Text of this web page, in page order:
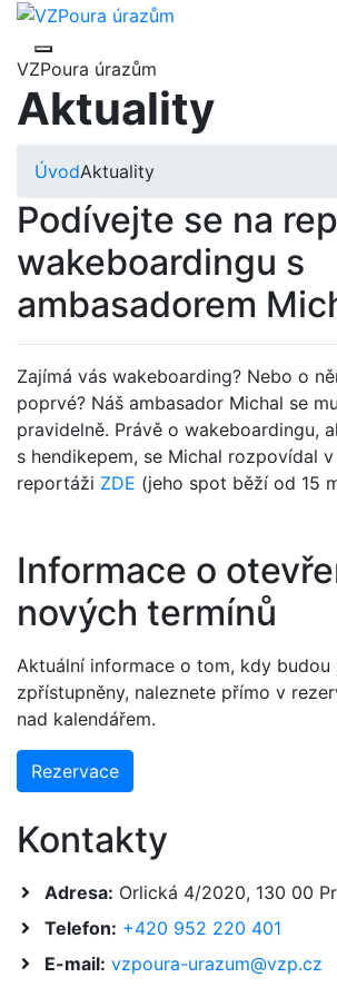
VZPoura úrazům
Aktuality
ÚvodAktuality
Podívejte se na
wakeboardingu s
ambasadorem
Zajímá vás wakeboarding? Nebo o
poprvé? Náš ambasador Michal se
pravidelně. Právě o wakeboardingu,
s hendikepem, se Michal rozpovídal
reportáži ZDE (jeho spot běží od 15
Informace o
nových termínů
Aktuální informace o tom, kdy budou
zpřístupněny, naleznete přímo v
nad kalendářem.
Rezervace
Kontakty
Adresa: Orlická 4/2020, 130 00
Telefon: +420 952 220 401
E-mail: vzpoura-urazum@vzp.cz